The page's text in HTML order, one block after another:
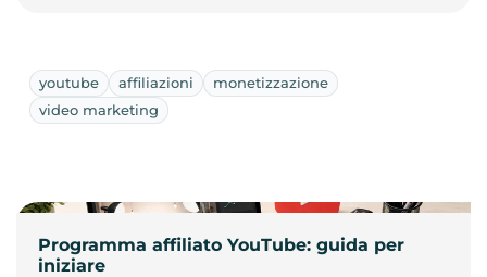
youtube affiliazioni
monetizzazione
video marketing
Programma affiliato YouTube: guida per
iniziare